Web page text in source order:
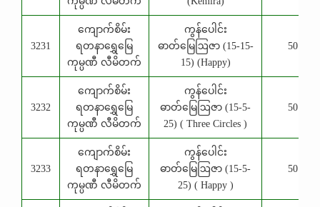
3231
ကျောက်စိမ်း
ရတနာရွှေမြေ
ကုမ္ပဏီ လီမိတက်
ကွန်ပေါင်း
ဓာတ်မြေဩဇာ (15-15-
15) (Happy)
50 Kg
3232
ကျောက်စိမ်း
ရတနာရွှေမြေ
ကုမ္ပဏီ လီမိတက်
ကွန်ပေါင်း
ဓာတ်မြေဩဇာ (15-5-
25) ( Three Circles )
50 Kg
3233
ကျောက်စိမ်း
ရတနာရွှေမြေ
ကုမ္ပဏီ လီမိတက်
ကွန်ပေါင်း
ဓာတ်မြေဩဇာ (15-5-
25) ( Happy )
50 Kg